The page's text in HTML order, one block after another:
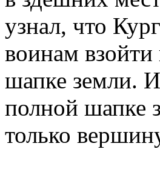
узнал, что
воинам
шапке земли.
полной шапке
только